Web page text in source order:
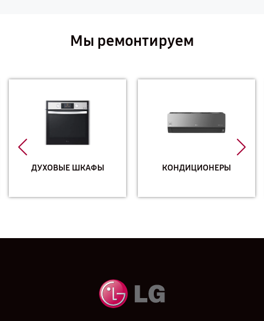
Мы ремонтируем
ДУХОВЫЕ ШКАФЫ КОНДИЦИОНЕРЫ